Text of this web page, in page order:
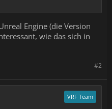
Engine (die Version
wie das sich in
#2
VRF Team